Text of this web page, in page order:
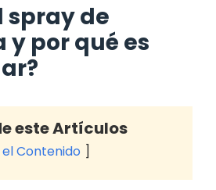
spray de
por qué es
este Artículos
Contenido